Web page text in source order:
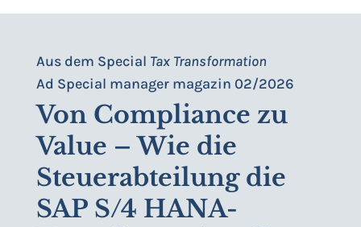
Aus dem Special Tax Transformation
Ad Special manager magazin 02/2026
Von Compliance zu
Value – Wie die
Steuerabteilung die
SAP S/4 HANA-